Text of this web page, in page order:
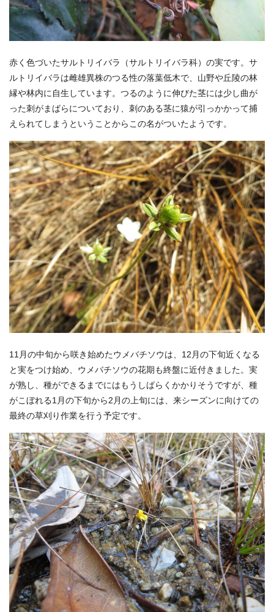
赤く色づいたサルトリイバラ（サルトリイバラ科）の実です。サ
ルトリイバラは雌雄異株のつる性の落葉低木で、山野や丘陵の林
縁や林内に自生しています。つるのように伸びた茎には少し曲が
った刺がまばらについており、刺のある茎に猿が引っかかって捕
えられてしまうということからこの名がついたようです。
11月の中旬から咲き始めたウメバチソウは、12月の下旬近くなる
と実をつけ始め、ウメバチソウの花期も終盤に近付きました。実
が熟し、種ができるまでにはもうしばらくかかりそうですが、種
がこぼれる1月の下旬から2月の上旬には、来シーズンに向けての
最終の草刈り作業を行う予定です。